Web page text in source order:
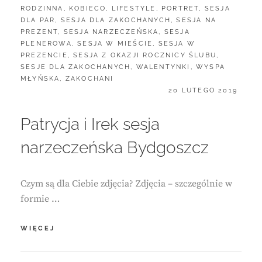
RODZINNA , KOBIECO , LIFESTYLE , PORTRET, SESJA
DLA PAR , SESJA DLA ZAKOCHANYCH ,SESJA NA
PREZENT, SESJA NARZECZEŃSKA , SESJA
PLENEROWA ,SESJA W MIEŚCIE , SESJA W
PREZENCIE ,SESJA Z OKAZJI ROCZNICY ŚLUBU ,
SESJE DLA ZAKOCHANYCH , WALENTYNKI ,WYSPA
MŁYŃSKA , ZAKOCHANI
POSTED
20 LUTEGO 2019
Patrycja i Irek sesja
narzeczeńska Bydgoszcz
Czym są dla Ciebie zdjęcia? Zdjęcia – szczególnie w
formie …
WIĘCEJ
IREK